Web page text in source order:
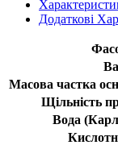
Додаткові
Масова частка
Щільність
Вода